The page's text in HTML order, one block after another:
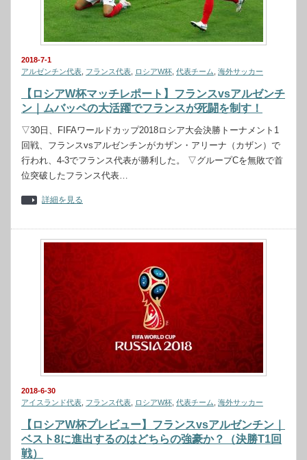
2018-7-1
アルゼンチン代表 フランス代表 ロシアW杯 代表チーム 海外サッカー
【ロシアW杯マッチレポート】フランスvsアルゼンチ
ン｜ムバッペの大活躍でフランスが死闘を制す！
▽30日、FIFAワールドカップ2018ロシア大会決勝トーナメント1
回戦、フランスvsアルゼンチンがカザン・アリーナ（カザン）で
行われ、4-3でフランス代表が勝利した。 ▽グループCを無敗で首
位突破したフランス代表…
詳細を見る
2018-6-30
アイスランド代表 フランス代表 ロシアW杯 代表チーム 海外サッカー
【ロシアW杯プレビュー】フランスvsアルゼンチン｜
ベスト8に進出するのはどちらの強豪か？（決勝T1回
戦）